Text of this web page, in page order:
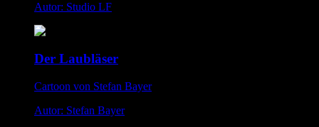
Autor: Studio LF
Der Laubläser
Cartoon von Stefan Bayer
Autor: Stefan Bayer